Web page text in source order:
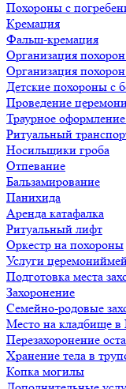
Похороны с
Кремация
Фальш-кремация
Организация
Организация
Детские похороны с
Проведение
Траурное
Ритуальный
Носильщики гроба
Отпевание
Бальзамирование
Панихида
Аренда катафалка
Ритуальный лифт
Оркестр на похороны
Услуги
Подготовка места
Захоронение
Семейно-родовые
Место на кладбище в
Перезахоронение
Хранение тела в
Копка могилы